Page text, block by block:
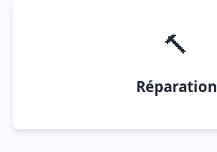
🔨
Réparation